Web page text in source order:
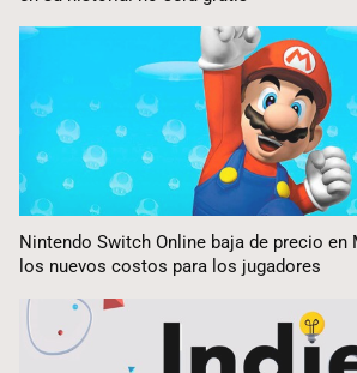
Nintendo Switch Online baja de precio en
los nuevos costos para los jugadores